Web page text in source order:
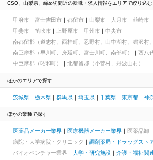
CSO、山梨県、締め切間近の転職・求人情報をエリアで絞り込む
甲府市 富士吉田市 都留市 山梨市 大月市 韮崎市
甲斐市
笛吹市 上野原市 甲州市
中央市
南都留郡（道志村、西桂町、忍野村、山中湖村、鳴沢村
南巨摩郡（早川町、身延町、富士川町、南部町）
西八
中巨摩郡（昭和町）
北都留郡（小菅村、丹波山村）
ほかのエリアで探す
茨城県 栃木県 群馬県 埼玉県 千葉県 東京都 神
ほかの業種で探す
医薬品メーカー業界 医療機器メーカー業界 医薬品卸
病院・大学病院・クリニック
調剤薬局・ドラッグスト
バイオベンチャー業界
大学・研究施設
介護・福祉関